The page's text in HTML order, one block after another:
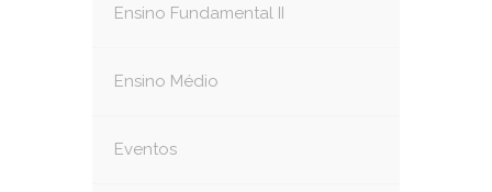
Ensino Fundamental II
Ensino Médio
Eventos